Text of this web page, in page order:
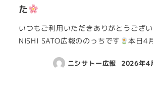
た
いつもご利用いただきありがとうござ
NISHI SATO広報ののっちです
本日4
ニシサトー広報 2026年4